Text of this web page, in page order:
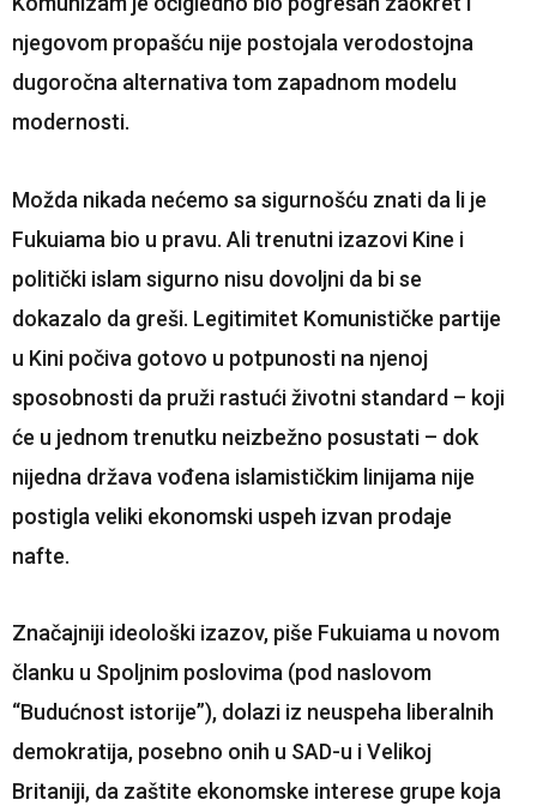
njegovom propašću nije postojala verodostojna
dugoročna alternativa tom zapadnom modelu
modernosti.
Možda nikada nećemo sa sigurnošću znati da li je
Fukuiama bio u pravu. Ali trenutni izazovi Kine i
politički islam sigurno nisu dovoljni da bi se
dokazalo da greši. Legitimitet Komunističke partije
u Kini počiva gotovo u potpunosti na njenoj
sposobnosti da pruži rastući životni standard – koji
će u jednom trenutku neizbežno posustati – dok
nijedna država vođena islamističkim linijama nije
postigla veliki ekonomski uspeh izvan prodaje
nafte.
Značajniji ideološki izazov, piše Fukuiama u novom
članku u Spoljnim poslovima (pod naslovom
“Budućnost istorije”), dolazi iz neuspeha liberalnih
demokratija, posebno onih u SAD-u i Velikoj
Britaniji, da zaštite ekonomske interese grupe koja